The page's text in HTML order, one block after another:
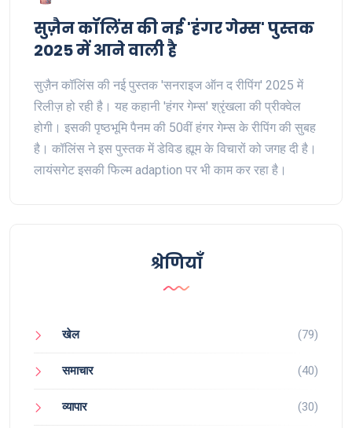
सुज़ैन कॉलिंस की नई 'हंगर गेम्स' पुस्तक
2025 में आने वाली है
सुज़ैन कॉलिंस की नई पुस्तक 'सनराइज ऑन द रीपिंग' 2025 में
रिलीज़ हो रही है। यह कहानी 'हंगर गेम्स' श्रृंखला की प्रीक्वेल
होगी। इसकी पृष्ठभूमि पैनम की 50वीं हंगर गेम्स के रीपिंग की सुबह
है। कॉलिंस ने इस पुस्तक में डेविड ह्यूम के विचारों को जगह दी है।
लायंसगेट इसकी फिल्म adaption पर भी काम कर रहा है।
श्रेणियाँ
खेल (79)
समाचार (40)
व्यापार (30)